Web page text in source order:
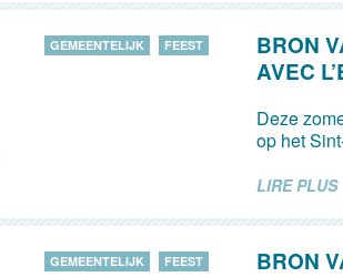
GEMEENTELIJK FEEST
BRON
AVEC
Deze
op het
LIRE PLUS
GEMEENTELIJK FEEST BRON